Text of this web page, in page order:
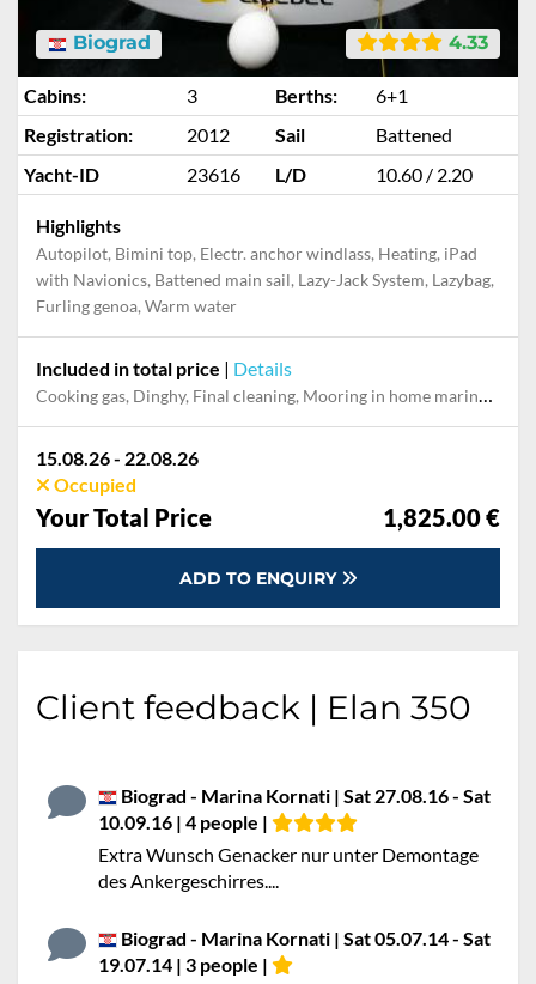
4.33
Biograd
Cabins: 3 Berths:
6+1
Registration:
2012 Sail
Battened
Yacht-ID
23616 L/D 10.60 / 2.20
Highlights
Autopilot, Bimini top, Electr. anchor windlass, Heating, iPad
with Navionics, Battened main sail, Lazy-Jack System, Lazybag,
Furling genoa, Warm water
Included in total price | Details
Cooking gas, Dinghy, Final cleaning, Mooring in home marina during the whole charter, Permit / Transitlog, Pillow, blanket, sheets, duvet cover, WiFi internet on board
15.08.26 - 22.08.26
Occupied
Your Total Price 1,825.00 €
ADD TO ENQUIRY
Client feedback | Elan 350
Biograd - Marina Kornati | Sat 27.08.16 - Sat
10.09.16 | 4 people |
Extra Wunsch Genacker nur unter Demontage
des Ankergeschirres....
Biograd - Marina Kornati | Sat 05.07.14 - Sat
19.07.14 | 3 people |